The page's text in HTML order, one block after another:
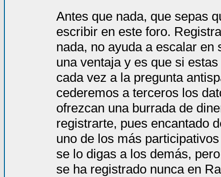
Antes que nada, que sepas
escribir en este foro.
nada, no ayuda a escalar en
una ventaja y es que si
cada vez a la pregunta
cederemos a terceros los
ofrezcan una burrada de
registrarte, pues encantado
uno de los más
se lo digas a los demás,
se ha registrado nunca en